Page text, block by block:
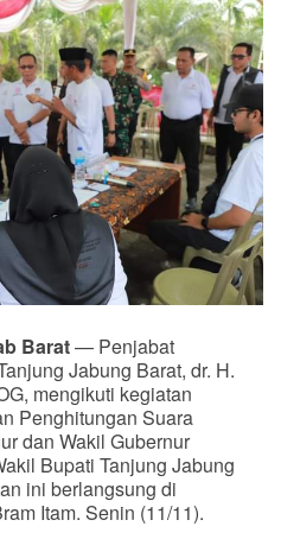
Barat— Penjabat
Jabung Barat, dr. H.
mengikuti kegiatan
Penghitungan Suara
dan Wakil Gubernur
Bupati Tanjung Jabung
ini berlangsung di
Itam. Senin (11/11).